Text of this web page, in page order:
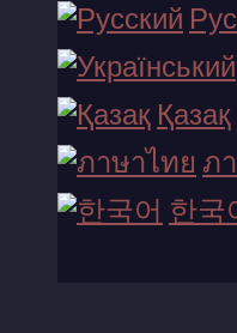
Қазақ
ภ
한국
Text:
Write review